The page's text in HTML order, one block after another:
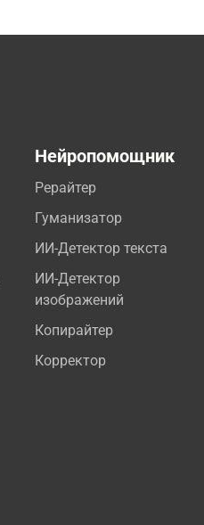
Нейропомощник
Рерайтер
Гуманизатор
ИИ-Детектор текста
ИИ-Детектор
изображений
Копирайтер
Корректор